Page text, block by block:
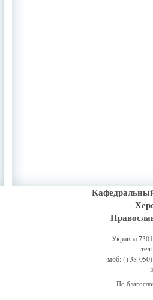
Украина
моб: (+38-
По